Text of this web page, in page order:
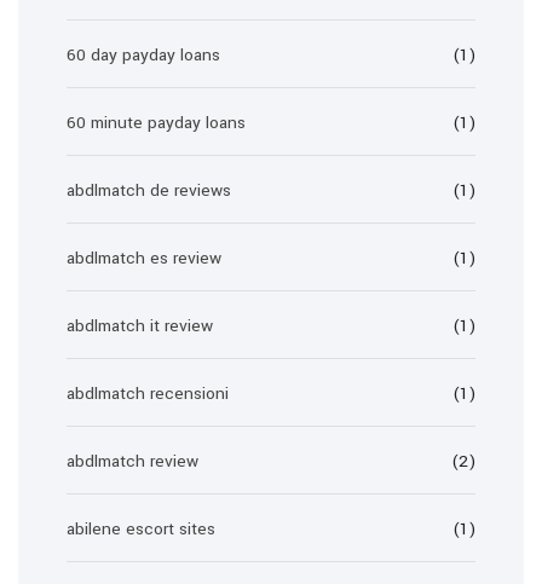
60 day payday loans (1)
60 minute payday loans (1)
abdlmatch de reviews (1)
abdlmatch es review (1)
abdlmatch it review (1)
abdlmatch recensioni (1)
abdlmatch review (2)
abilene escort sites (1)